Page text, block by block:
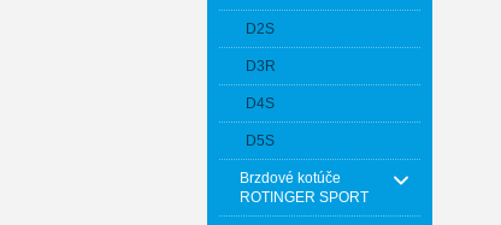
D2S
D3R
D4S
D5S
Brzdové kotúče
ROTINGER SPORT